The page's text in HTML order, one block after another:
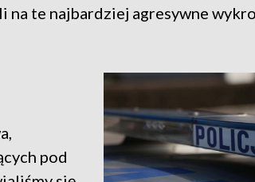
na te najbardziej agresywne
pod